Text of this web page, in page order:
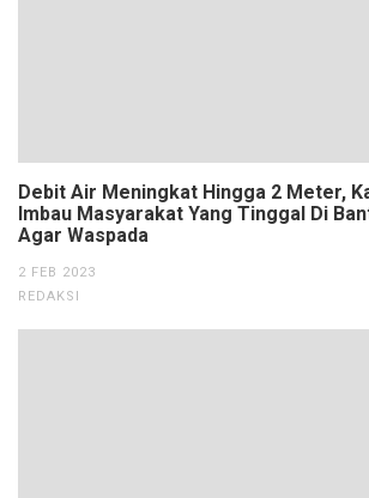
Debit Air Meningkat Hingga 2 Meter,
Imbau Masyarakat Yang Tinggal Di
Agar Waspada
2 FEB 2023
REDAKSI